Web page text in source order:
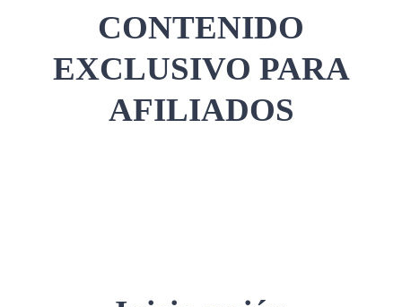
CONTENIDO
EXCLUSIVO PARA
AFILIADOS